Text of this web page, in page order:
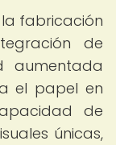
fabricación
de
aumentada
el papel en
de
únicas,